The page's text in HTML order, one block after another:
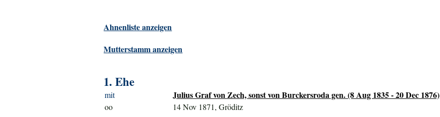
Ahnenliste anzeigen
Mutterstamm anzeigen
1. Ehe
mit Julius Graf von Zech, sonst von Burckersroda gen. (8 Aug 1835 - 20 Dec 1876)
oo 14 Nov 1871, Gröditz